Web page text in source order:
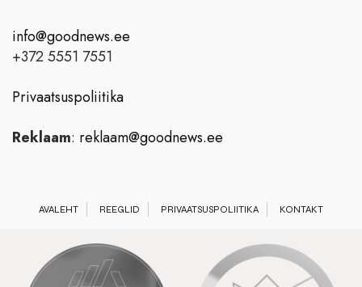
info@goodnews.ee
+372 5551 7551
Privaatsuspoliitika
Reklaam: reklaam@goodnews.ee
AVALEHT REEGLID PRIVAATSUSPOLIITIKA KONTAKT